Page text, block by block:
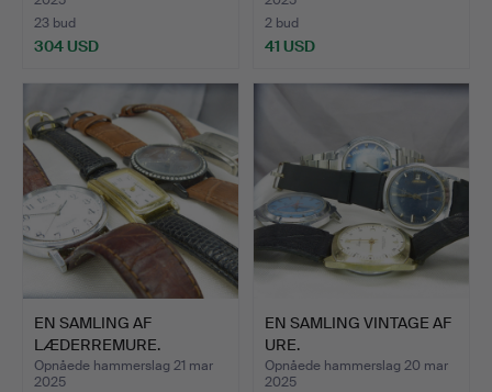
23 bud
304 USD
2 bud
41 USD
EN SAMLING AF
LÆDERREMURE.
Opnåede hammerslag 21 mar
2025
EN SAMLING VINTAGE AF
URE.
Opnåede hammerslag 20 mar
2025